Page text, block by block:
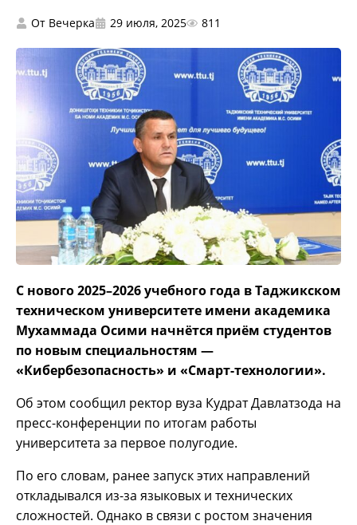
От Вечерка 29 июля, 2025 811
С нового 2025–2026 учебного года в Таджикском
техническом университете имени академика
Мухаммада Осими начнётся приём студентов
по новым специальностям —
«Кибербезопасность» и «Смарт-технологии».
Об этом сообщил ректор вуза Кудрат Давлатзода на
пресс-конференции по итогам работы
университета за первое полугодие.
По его словам, ранее запуск этих направлений
откладывался из-за языковых и технических
сложностей. Однако в связи с ростом значения